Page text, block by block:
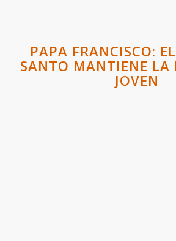
PAPA FRANCISCO:
SANTO MANTIENE LA
JOVEN